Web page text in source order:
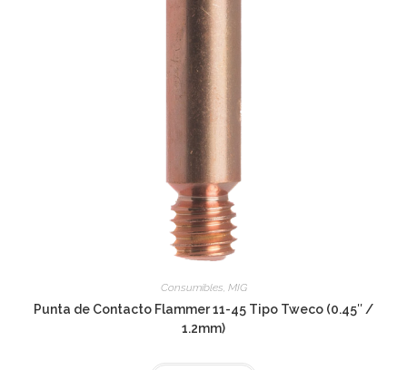
Consumibles, MIG
Punta de Contacto Flammer 11-45 Tipo Tweco (0.45″ /
1.2mm)